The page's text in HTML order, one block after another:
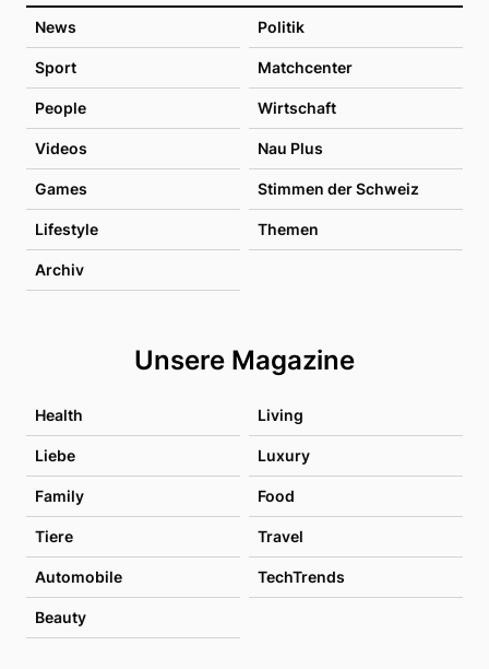
News Politik
Sport Matchcenter
People Wirtschaft
Videos Nau Plus
Games Stimmen der Schweiz
Lifestyle Themen
Archiv
Unsere Magazine
Health Living
Liebe Luxury
Family Food
Tiere Travel
Automobile TechTrends
Beauty